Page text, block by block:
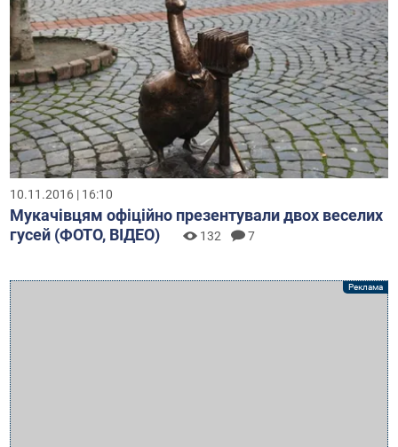
10.11.2016 | 16:10
Мукачівцям офіційно презентували двох веселих
гусей (ФОТО, ВІДЕО)
132 7